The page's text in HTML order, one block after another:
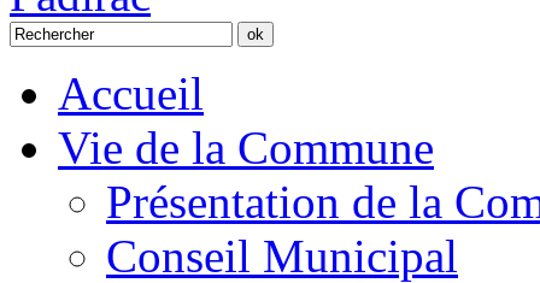
Accueil
Vie de la Commune
Présentation de la
Conseil Municipal